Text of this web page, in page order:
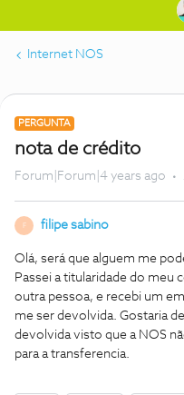
Internet NOS
PERGUNTA
nota de crédito
Forum|Forum|4 years ago
F filipe sabino
Olá, será que alguem me
Passei a titularidade do meu
outra pessoa, e recebi um
me ser devolvida. Gostaria
devolvida visto que a NOS
para a transferencia.